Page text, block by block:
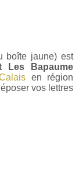
boîte jaune) est
Les Bapaume
en région
vos lettres